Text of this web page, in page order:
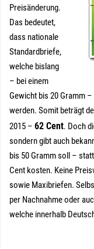
Preisänderung.
Das bedeutet,
dass nationale
Standardbriefe,
welche bislang
– bei einem
Gewicht bis 20 Gramm
werden. Somit beträgt
2015 – 62 Cent. Doch
sondern gibt auch
bis 50 Gramm soll –
Cent kosten. Keine
sowie Maxibriefen.
per Nachnahme oder
welche innerhalb